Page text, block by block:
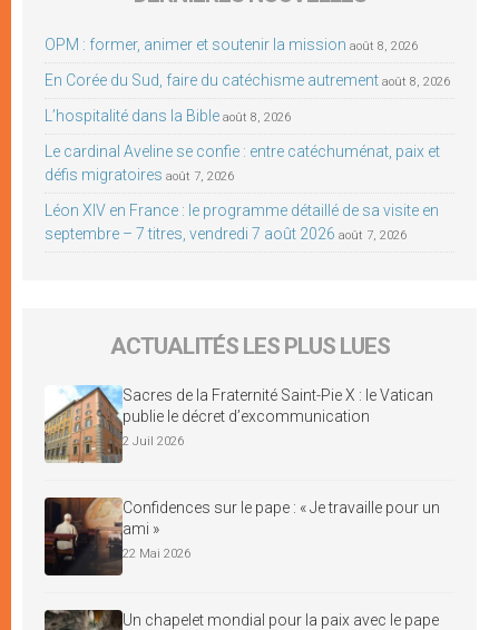
OPM : former, animer et soutenir la mission août 8, 2026
En Corée du Sud, faire du catéchisme autrement août 8, 2026
L’hospitalité dans la Bible août 8, 2026
Le cardinal Aveline se confie : entre catéchuménat, paix et
défis migratoires août 7, 2026
Léon XIV en France : le programme détaillé de sa visite en
septembre – 7 titres, vendredi 7 août 2026 août 7, 2026
ACTUALITÉS LES PLUS LUES
Sacres de la Fraternité Saint-Pie X : le Vatican
publie le décret d’excommunication
2 Juil 2026
Confidences sur le pape : « Je travaille pour un
ami »
22 Mai 2026
Un chapelet mondial pour la paix avec le pape